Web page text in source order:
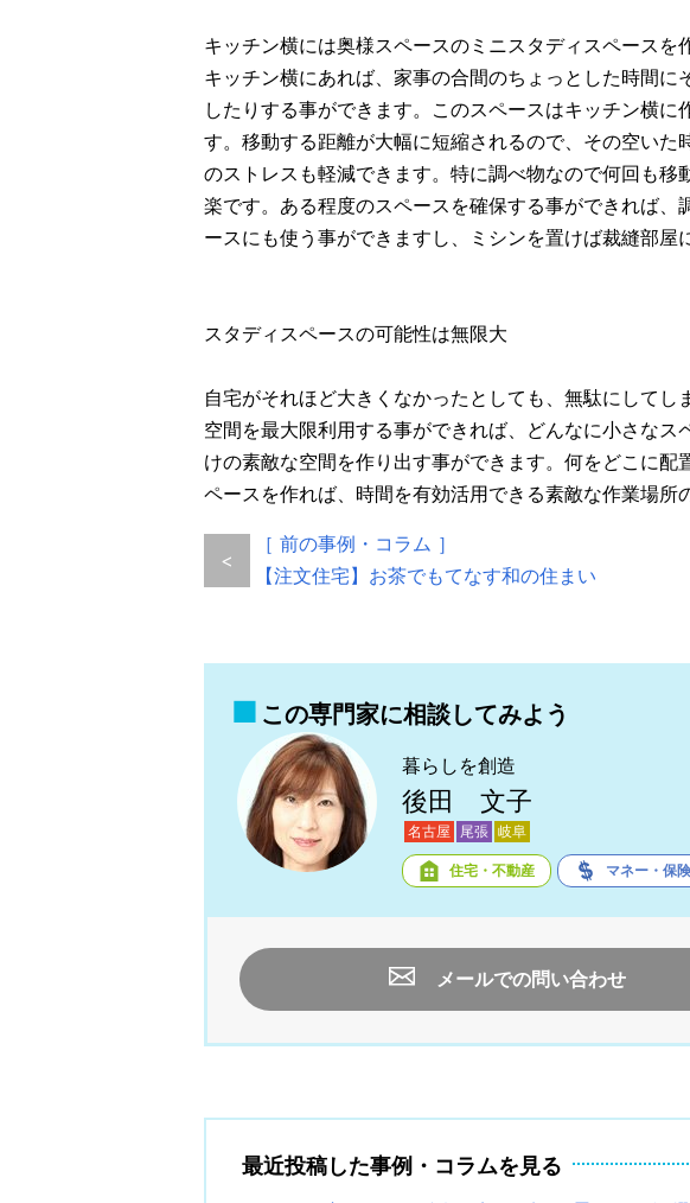
キッチン横には奥様スペースのミニスタディスペースを
キッチン横にあれば、家事の合間のちょっとした時間に
したりする事ができます。このスペースはキッチン横に
す。移動する距離が大幅に短縮されるので、その空いた
のストレスも軽減できます。特に調べ物なので何回も移
楽です。ある程度のスペースを確保する事ができれば、
ースにも使う事ができますし、ミシンを置けば裁縫部屋
スタディスペースの可能性は無限大
自宅がそれほど大きくなかったとしても、無駄にしてし
空間を最大限利用する事ができれば、どんなに小さなス
けの素敵な空間を作り出す事ができます。何をどこに配
ペースを作れば、時間を有効活用できる素敵な作業場所
<
［ 前の事例・コラム ］
【注文住宅】お茶でもてなす和の住まい
この専門家に相談してみよう
暮らしを創造
後田 文子
名古屋 尾張 岐阜
住宅・不動産 マネー・保険
メールでの問い合わせ
最近投稿した事例・コラムを見る